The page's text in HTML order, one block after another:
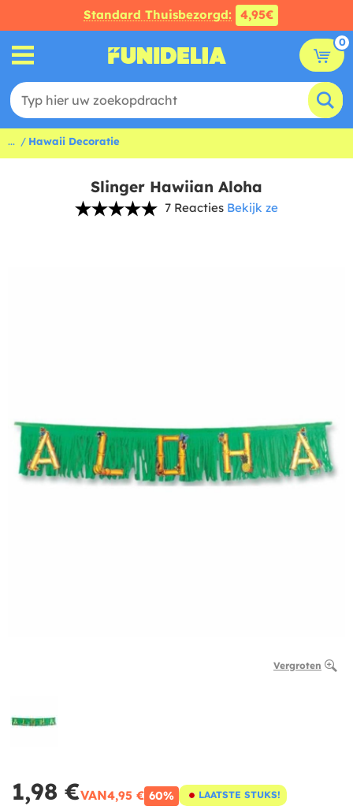
Standard Thuisbezorgd: 4,95€
0
... Hawaii Decoratie
Slinger Hawiian Aloha
7 Reacties Bekijk ze
Vergroten
1,98 €VAN4,95 € 60% LAATSTE STUKS!